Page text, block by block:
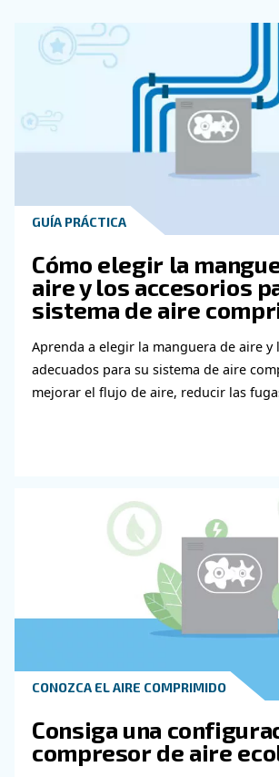
(VSD), con regulación mediante
recuperación integrada.
Estas máquinas reducen el
comparación con los equipos de
tecnología. Dado que siempre
evaluar su sistema de compresor de
a largo plazo, especialmente en lo
tal y como se menciona en este
determinar la mejor solución, no
nosotros. Nuestro equipo estará
en la dirección correcta.
Obtenga más
temas relacionados
metalurgia